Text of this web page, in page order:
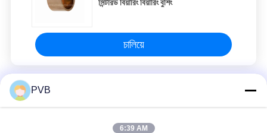
সিন্টারড বিয়ারিং বিয়ারিং বুশিং
চালিয়ে
Sintered ব্রোঞ্জ বুশিং
PVB
6:39 AM